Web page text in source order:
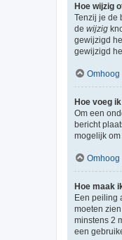
Hoe wijzig
Tenzij je de
de wijzig
gewijzigd
gewijzigd
Omhoog
Hoe voeg
Om een
bericht
mogelijk om
Omhoog
Hoe maak
Een peiling
moeten
minstens 2
een